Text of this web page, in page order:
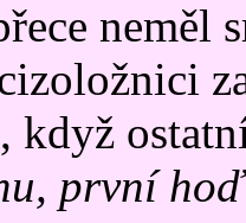
neměl
když
první